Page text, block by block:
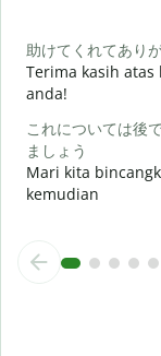
助けてくれてあり
Terima kasih atas
anda!
これについては後
ましょう
Mari kita
kemudian